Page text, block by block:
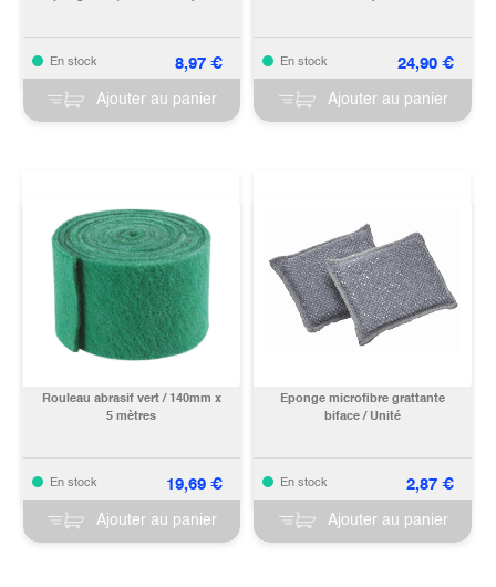
En stock 8,97€
Ajouter au panier
En stock 24,90€
Ajouter au panier
Rouleau abrasif vert / 140mm x
5 mètres
En stock 19,69€
Ajouter au panier
Eponge microfibre grattante
biface / Unité
En stock 2,87€
Ajouter au panier